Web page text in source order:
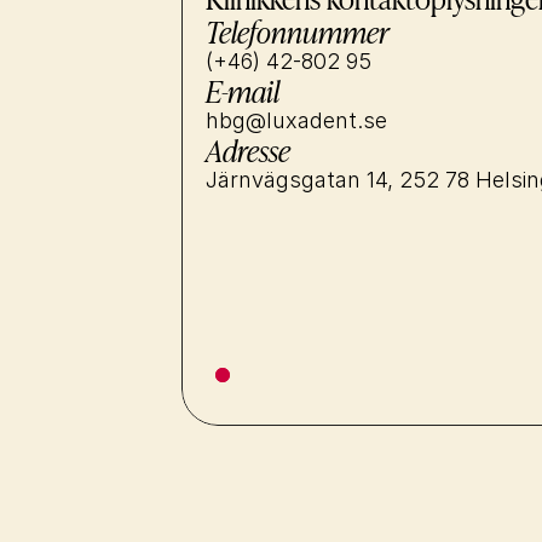
Telefonnummer
(+46) 42-802 95
E-mail
hbg@luxadent.se
Adresse
Järnvägsgatan 14, 252 78